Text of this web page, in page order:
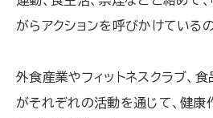
がらアクションを呼びかけている
外食産業やフィットネスクラブ、
がそれぞれの活動を通じて、健康